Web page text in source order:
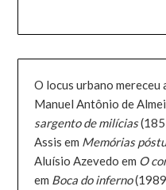
O locus urbano mereceu
Manuel Antônio de
sargento de milícias
Assis em Memórias
Aluísio Azevedo em O
em Boca do inferno